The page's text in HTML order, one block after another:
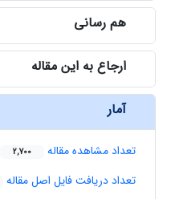
هم رسانی
ارجاع به این مقاله
آمار
تعداد مشاهده مقاله 2,700
تعداد دریافت فایل اصل مقاله